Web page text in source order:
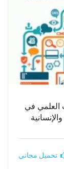
العلمي في
تحميل مجاني